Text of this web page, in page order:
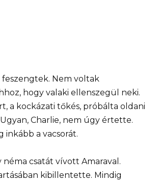
feszengtek. Nem voltak
hogy valaki ellenszegül neki.
a kockázati tőkés, próbálta oldani
Charlie, nem úgy értette.
inkább a vacsorát.
néma csatát vívott Amaraval.
kibillentette. Mindig